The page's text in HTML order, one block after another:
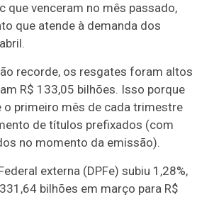
que venceram no mês passado,
que atende à demanda dos
recorde, os resgates foram altos
R$ 133,05 bilhões. Isso porque
primeiro mês de cada trimestre
de títulos prefixados (com
no momento da emissão).
externa (DPFe) subiu 1,28%,
bilhões em março para R$